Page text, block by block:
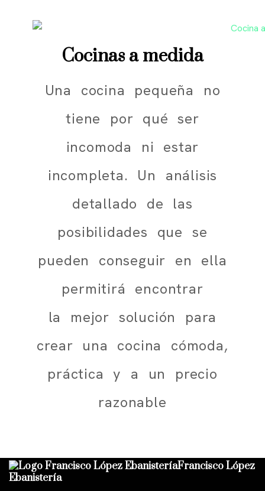
Cocinas a medida
Una cocina pequeña no
tiene por qué ser
incomoda ni estar
incompleta. Un análisis
detallado de las
posibilidades que se
pueden conseguir en ella
permitirá encontrar
la mejor solución para
crear una cocina cómoda,
práctica y a un precio
razonable
Francisco López
Ebanistería